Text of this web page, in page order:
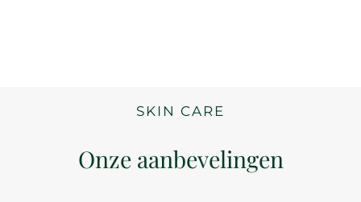
SKIN CARE
Onze aanbevelingen